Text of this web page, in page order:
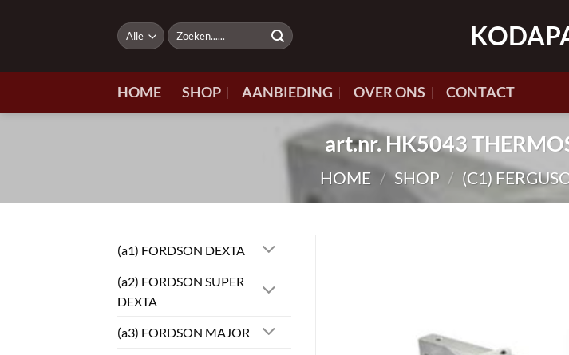
Zoeken
naar:
HOME SHOP AANBIEDING OVER ONS CONTACT
art.nr. HK5043
HOME / SHOP / (C1)
(a1) FORDSON DEXTA
(a2) FORDSON SUPER
DEXTA
(a3) FORDSON MAJOR